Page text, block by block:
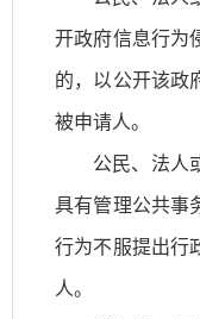
开政府信息行为
的，以公开该政
被申请人。
公民、法人
具有管理公共事
行为不服提出行
人。